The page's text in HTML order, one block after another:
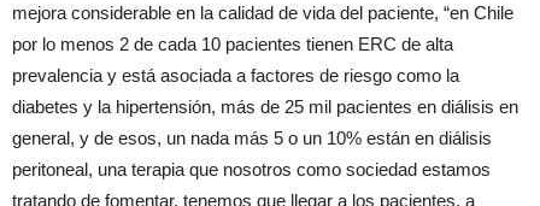
mejora considerable en la calidad de vida del paciente, “en Chile
por lo menos 2 de cada 10 pacientes tienen ERC de alta
prevalencia y está asociada a factores de riesgo como la
diabetes y la hipertensión, más de 25 mil pacientes en diálisis en
general, y de esos, un nada más 5 o un 10% están en diálisis
peritoneal, una terapia que nosotros como sociedad estamos
tratando de fomentar, tenemos que llegar a los pacientes, a